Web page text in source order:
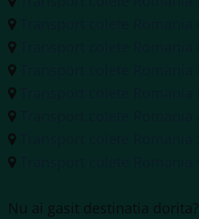
Nu ai gasit destinatia dorita?